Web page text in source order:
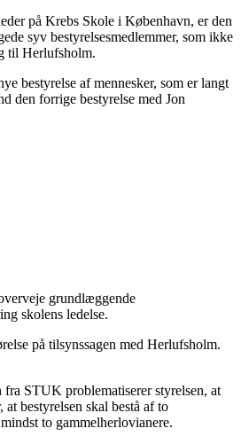
på Krebs Skole i København, er den
syv bestyrelsesmedlemmer, som ikke
til Herlufsholm.
bestyrelse af mennesker, som er langt
den forrige bestyrelse med Jon
grundlæggende
skolens ledelse.
på tilsynssagen med Herlufsholm.
fra STUK problematiserer styrelsen, at
bestyrelsen skal bestå af to
to gammelherlovianere.